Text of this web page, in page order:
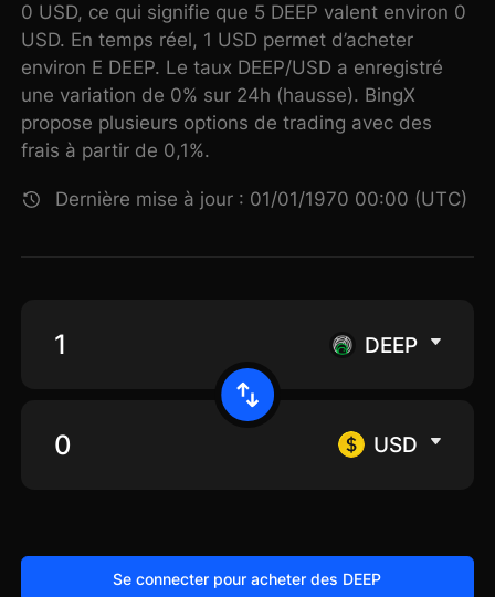
0 USD, ce qui signifie que 5 DEEP valent environ 0
USD. En temps réel, 1 USD permet d’acheter
environ E DEEP. Le taux DEEP/USD a enregistré
une variation de 0% sur 24h (hausse). BingX
propose plusieurs options de trading avec des
frais à partir de 0,1%.
Dernière mise à jour : 01/01/1970 00:00 (UTC)
DEEP
USD
Se connecter pour acheter des DEEP